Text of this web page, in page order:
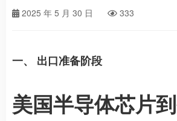
2025 年 5 月 30 日 333
一、 出口准备阶段
美国半导体芯片